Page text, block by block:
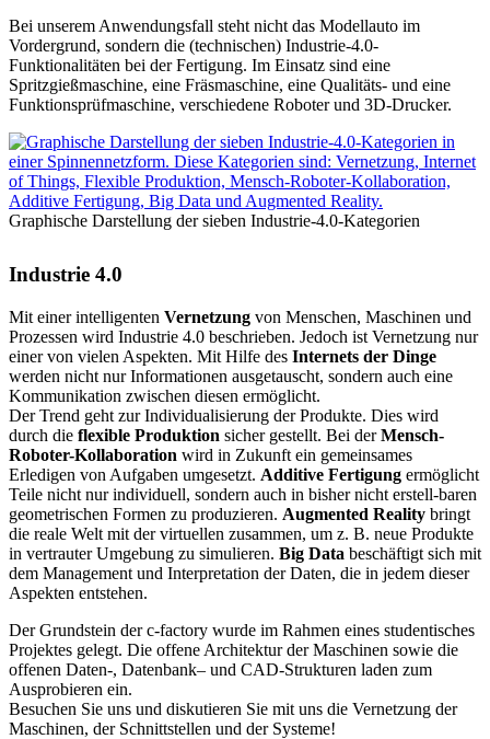
Bei unserem Anwendungsfall steht nicht das Modellauto im
Vordergrund, sondern die (technischen) Industrie-4.0-
Funktionalitäten bei der Fertigung. Im Einsatz sind eine
Spritzgießmaschine, eine Fräsmaschine, eine Qualitäts- und eine
Funktionsprüfmaschine, verschiedene Roboter und 3D-Drucker.
Graphische Darstellung der sieben Industrie-4.0-Kategorien
Industrie 4.0
Mit einer intelligenten Vernetzung von Menschen, Maschinen und
Prozessen wird Industrie 4.0 beschrieben. Jedoch ist Vernetzung nur
einer von vielen Aspekten. Mit Hilfe des Internets der Dinge
werden nicht nur Informationen ausgetauscht, sondern auch eine
Kommunikation zwischen diesen ermöglicht.
Der Trend geht zur Individualisierung der Produkte. Dies wird
durch die flexible Produktion sicher gestellt. Bei derMensch-
Roboter-Kollaboration wird in Zukunft ein gemeinsames
Erledigen von Aufgaben umgesetzt. Additive Fertigung ermöglicht
Teile nicht nur individuell, sondern auch in bisher nicht erstell-baren
geometrischen Formen zu produzieren. Augmented Reality bringt
die reale Welt mit der virtuellen zusammen, um z. B. neue Produkte
in vertrauter Umgebung zu simulieren. Big Data beschäftigt sich mit
dem Management und Interpretation der Daten, die in jedem dieser
Aspekten entstehen.
Der Grundstein der c-factory wurde im Rahmen eines studentisches
Projektes gelegt. Die offene Architektur der Maschinen sowie die
offenen Daten-, Datenbank– und CAD-Strukturen laden zum
Ausprobieren ein.
Besuchen Sie uns und diskutieren Sie mit uns die Vernetzung der
Maschinen, der Schnittstellen und der Systeme!